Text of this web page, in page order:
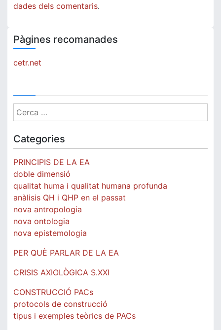
dades dels comentaris.
Pàgines recomanades
cetr.net
Cerca:
Categories
PRINCIPIS DE LA EA
doble dimensió
qualitat huma i qualitat humana profunda
anàlisis QH i QHP en el passat
nova antropologia
nova ontologia
nova epistemologia
PER QUÈ PARLAR DE LA EA
CRISIS AXIOLÒGICA S.XXI
CONSTRUCCIÓ PACs
protocols de construcció
tipus i exemples teòrics de PACs